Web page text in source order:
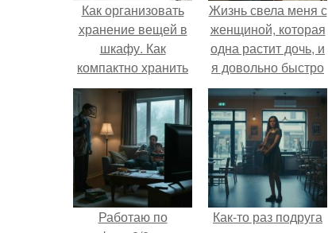
Как организовать
хранение вещей в
шкафу. Как
компактно хранить
одежду в шкафу
Жизнь свела меня с
женщиной, которая
одна растит дочь, и
я довольно быстро
привязался к ним
обеим.
Работаю по
Как-то раз подруга